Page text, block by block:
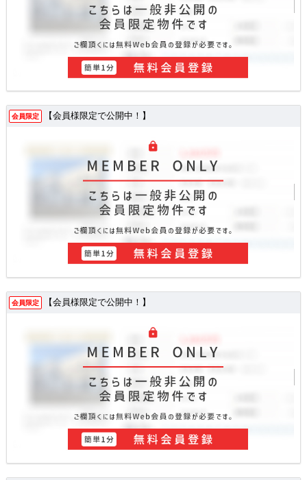
会員限定 【会員様限定で公開中！】
会員限定 【会員様限定で公開中！】